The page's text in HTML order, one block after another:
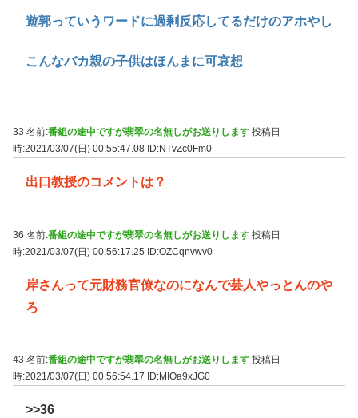
遊郭っていうワードに過剰反応してるだけのアホやし
こんなバカ親の子供はほんまに可哀想
33 名前:番組の途中ですが翡翠の名無しがお送りします 投稿日
時:2021/03/07(日) 00:55:47.08 ID:NTvZc0Fm0
出口教授のコメントは？
36 名前:番組の途中ですが翡翠の名無しがお送りします 投稿日
時:2021/03/07(日) 00:56:17.25 ID:OZCqnvwv0
岸さんって元財務官僚なのになんで芸人やっとんのや
ろ
43 名前:番組の途中ですが翡翠の名無しがお送りします 投稿日
時:2021/03/07(日) 00:56:54.17
ID:MIOa9xJG0
>>36